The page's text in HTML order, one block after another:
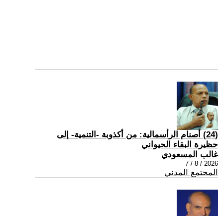
(24) أصنام الرأسمالية: من أكذوبة -التنمية- إلى
حظيرة البقاء الحيواني
غالب المسعودي
2026 / 8 / 7
المجتمع المدني